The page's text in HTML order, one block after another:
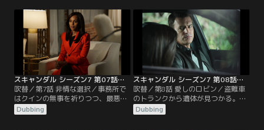
B613について話す。何も知らなかっ
たメリーは、オリヴィアにB613を閉
鎖するように言う。同時にメリー
は、ラシャドを助けるためにバシュ
ランへの軍事介入を画策。ラシャド
がカーティスの…。
渋の決断だったと潔く認め、クイン
が大事にすべきはチャーリーとおな
かの子どもだとくぎを刺す。翌日、
結婚式会場にクインが現われない。
結婚におじけづき逃げ出した可能性
が浮上するが…。
スキャンダル シーズン7 第07話／吹替
吹替／第7話 非情な選択／事務所で
はクインの無事を祈りつつ、最悪の
場合を想定してモルグや病院で身元
不明者を調べる作業が始まる。アビ
Dubbing
スキャンダル シーズン7 第08話／吹替
吹替／第8話 愛しのロビン／盗難車
のトランクから遺体が見つかる。燃
やされていて身元確認はできない
が、トランクから採取された血液や
Dubbing